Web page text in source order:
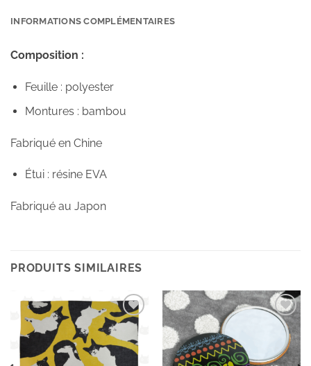
INFORMATIONS COMPLÉMENTAIRES
Composition :
Feuille : polyester
Montures : bambou
Fabriqué en Chine
Étui : résine EVA
Fabriqué au Japon
PRODUITS SIMILAIRES
Ajouter
wishlist
Ajouter
à la
wishlist